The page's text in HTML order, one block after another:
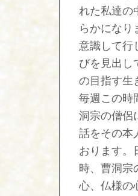
れた私達の
らかになり
意識して行
びを見出し
の目指す生
毎週この時
洞宗の僧侶
話をその本
おります。
時、曹洞宗
心、仏様の